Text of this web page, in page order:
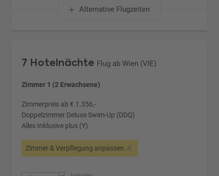
Alternative Flugzeiten
7 Hotelnächte Flug ab Wien (VIE)
Zimmer 1 (2 Erwachsene)
Zimmerpreis ab € 1.356,-
Doppelzimmer Deluxe Swim-Up (DDQ)
Alles Inklusive plus (Y)
Zimmer & Verpflegung anpassen